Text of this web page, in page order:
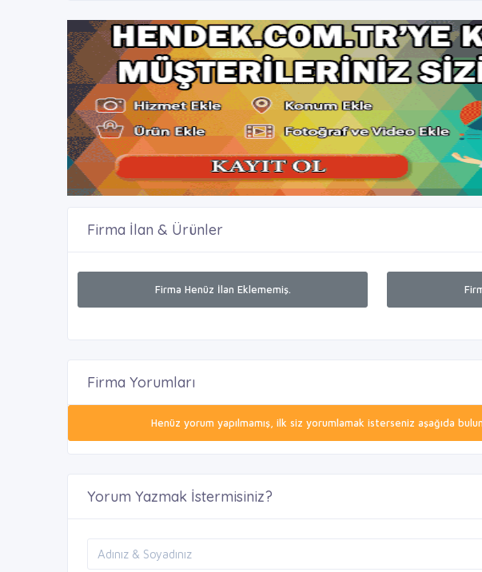
Firma İlan & Ürünler
Firma Henüz İlan Eklememiş.
Firma Yorumları
Henüz yorum yapılmamış, ilk siz yorumlamak isterseniz aşağıda
Yorum Yazmak İstermisiniz?